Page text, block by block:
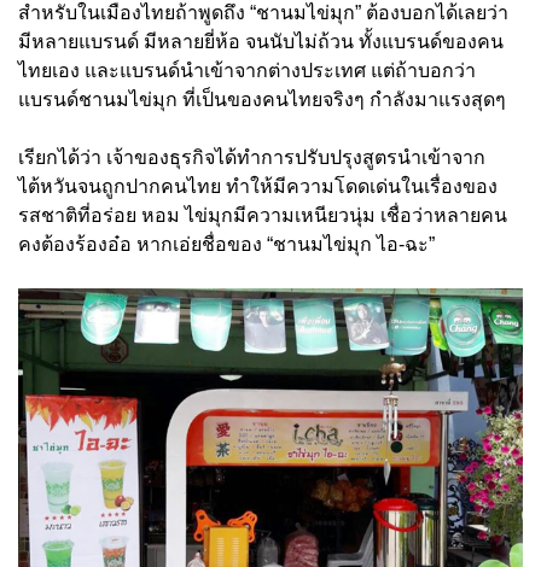
สำหรับในเมืองไทยถ้าพูดถึง “ชานมไข่มุก” ต้องบอกได้เลยว่า
มีหลายแบรนด์ มีหลายยี่ห้อ จนนับไม่ถ้วน ทั้งแบรนด์ของคน
ไทยเอง และแบรนด์นำเข้าจากต่างประเทศ แต่ถ้าบอกว่า
แบรนด์ชานมไข่มุก ที่เป็นของคนไทยจริงๆ กำลังมาแรงสุดๆ
เรียกได้ว่า เจ้าของธุรกิจได้ทำการปรับปรุงสูตรนำเข้าจาก
ไต้หวันจนถูกปากคนไทย ทำให้มีความโดดเด่นในเรื่องของ
รสชาติที่อร่อย หอม ไข่มุกมีความเหนียวนุ่ม เชื่อว่าหลายคน
คงต้องร้องอ๋อ หากเอ่ยชื่อของ “ชานมไข่มุก ไอ-ฉะ”